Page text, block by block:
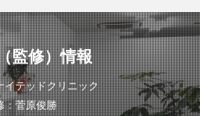
監修）情報
イテッドクリニック
：菅原俊勝